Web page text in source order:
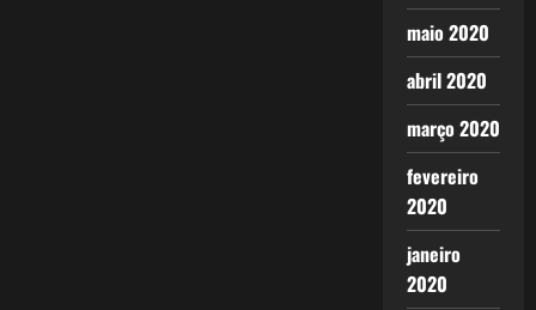
maio 2020
abril 2020
março 2020
fevereiro
2020
janeiro
2020